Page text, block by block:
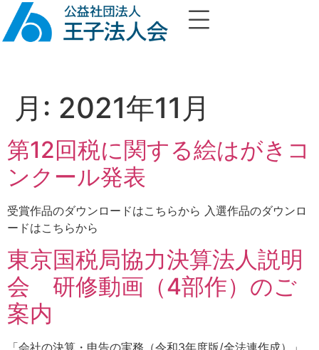
月: 2021年11月
第12回税に関する絵はがきコ
ンクール発表
受賞作品のダウンロードはこちらから 入選作品のダウンロ
ードはこちらから
東京国税局協力決算法人説明
会 研修動画（4部作）のご
案内